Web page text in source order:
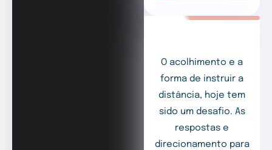
O acolhimento e a
forma de instruir a
distância, hoje tem
sido um desafio. As
respostas e
direcionamento para